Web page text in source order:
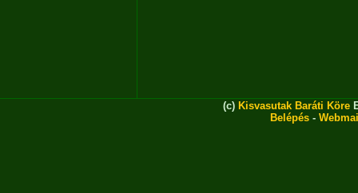
(c) Kisvasutak Baráti Köre
Belépés -